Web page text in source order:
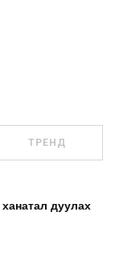
ТРЕНД
дуулах